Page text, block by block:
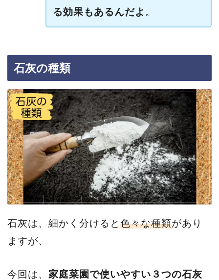
る効果もあるんだよ 。
石灰の種類
石灰は、細かく分けると 色々な種類があり
ますが、
今回は、 家庭菜園で使いやすい３つの石灰